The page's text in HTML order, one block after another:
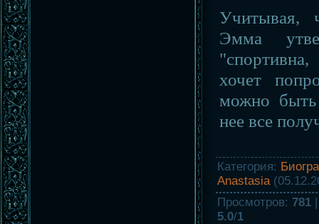
Учитывая,
Эмма
хочет
можно
нее все
Категория:
Anastasia
Просмотров: 781
5.0/1